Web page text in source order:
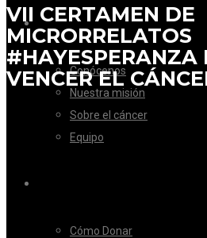
LA FUNDACIÓN
Conócenos
Nuestra misión
Sobre el cáncer
Equipo
Cómo Donar
VII CERTAMEN DE
MICRORRELATOS
#HAYESPERANZA
VENCER EL